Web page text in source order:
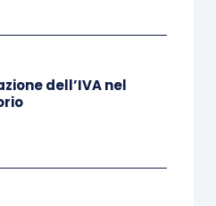
dalla Corte di Giustizia
al meccanismo del
cui le violazioni degli
escludere di per sé il
neutralità dell’imposta …
la Corte di Cassazione”.
dell’IVA nel